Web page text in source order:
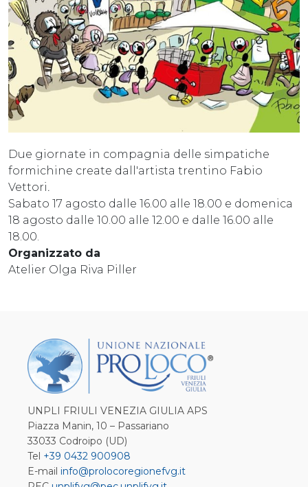
Due giornate in compagnia delle simpatiche
formichine create dall'artista trentino Fabio
Vettori.
Sabato 17 agosto dalle 16.00 alle 18.00 e domenica
18 agosto dalle 10.00 alle 12.00 e dalle 16.00 alle
18.00.
Organizzato da
Atelier Olga Riva Piller
UNPLI FRIULI VENEZIA GIULIA APS
Piazza Manin, 10 – Passariano
33033 Codroipo (UD)
Tel +39 0432 900908
E-mail info@prolocoregionefvg.it